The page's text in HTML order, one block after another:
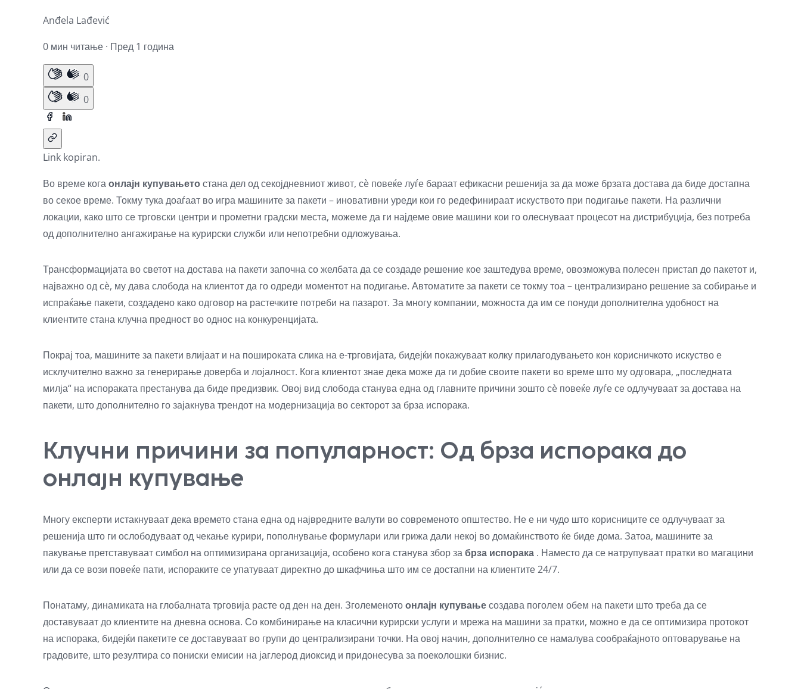
Anđela Lađević
0 мин читање · Пред 1 година
0
0
Link kopiran.
Во време когаонлајн купувањето стана дел од секојдневниот живот, сè повеќе луѓе бараат ефикасни решенија за да може брзата достава да биде достапна
во секое време. Токму тука доаѓаат во игра машините за пакети – иновативни уреди кои го редефинираат искуството при подигање пакети. На различни
локации, како што се трговски центри и прометни градски места, можеме да ги најдеме овие машини кои го олеснуваат процесот на дистрибуција, без потреба
од дополнително ангажирање на курирски служби или непотребни одложувања.
Трансформацијата во светот на достава на пакети започна со желбата да се создаде решение кое заштедува време, овозможува полесен пристап до пакетот и,
најважно од сè, му дава слобода на клиентот да го одреди моментот на подигање. Автоматите за пакети се токму тоа – централизирано решение за собирање и
испраќање пакети, создадено како одговор на растечките потреби на пазарот. За многу компании, можноста да им се понуди дополнителна удобност на
клиентите стана клучна предност во однос на конкуренцијата.
Покрај тоа, машините за пакети влијаат и на пошироката слика на е-трговијата, бидејќи покажуваат колку прилагодувањето кон корисничкото искуство е
исклучително важно за генерирање доверба и лојалност. Кога клиентот знае дека може да ги добие своите пакети во време што му одговара, „последната
милја“ на испораката престанува да биде предизвик. Овој вид слобода станува една од главните причини зошто сè повеќе луѓе се одлучуваат за достава на
пакети, што дополнително го зајакнува трендот на модернизација во секторот за брза испорака.
Клучни причини за популарност: Од брза испорака до
онлајн купување
Многу експерти истакнуваат дека времето стана една од највредните валути во современото општество. Не е ни чудо што корисниците се одлучуваат за
решенија што ги ослободуваат од чекање курири, пополнување формулари или грижа дали некој во домаќинството ќе биде дома. Затоа, машините за
пакување претставуваат симбол на оптимизирана организација, особено кога станува збор забрза испорака . Наместо да се натрупуваат пратки во магацини
или да се вози повеќе пати, испораките се упатуваат директно до шкафчиња што им се достапни на клиентите 24/7.
Понатаму, динамиката на глобалната трговија расте од ден на ден. Зголеменотоонлајн купувањесоздава поголем обем на пакети што треба да се
доставуваат до клиентите на дневна основа. Со комбинирање на класични курирски услуги и мрежа на машини за пратки, можно е да се оптимизира протокот
на испорака, бидејќи пакетите се доставуваат во групи до централизирани точки. На овој начин, дополнително се намалува сообраќајното оптоварување на
градовите, што резултира со пониски емисии на јаглерод диоксид и придонесува за поеколошки бизнис.